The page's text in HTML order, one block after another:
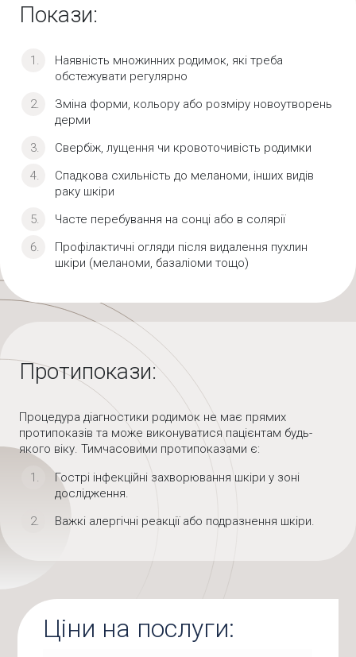
Покази:
Наявність множинних родимок, які треба
обстежувати регулярно
Зміна форми, кольору або розміру новоутворень
дерми
Свербіж, лущення чи кровоточивість родимки
Спадкова схильність до меланоми, інших видів
раку шкіри
Часте перебування на сонці або в солярії
Профілактичні огляди після видалення пухлин
шкіри (меланоми, базаліоми тощо)
Протипокази:
Процедура діагностики родимок не має прямих
протипоказів та може виконуватися пацієнтам будь-
якого віку. Тимчасовими протипоказами є:
Гострі інфекційні захворювання шкіри у зоні
дослідження.
Важкі алергічні реакції або подразнення шкіри.
Ціни на послуги: